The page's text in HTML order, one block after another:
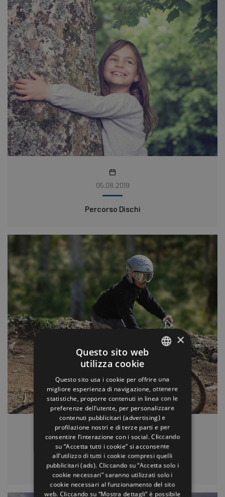
05.08.2019
Percorso Dischi
05.08.2019
Apre la nuova pista bike cross
ENGLISH
GERMAN
FRENCH
RUSSIAN
SPANISH
×
Questo sito web
utilizza cookie
Questo sito usa i cookie per offrire una
migliore esperienza di navigazione, ottenere
statistiche, proporre contenuti in linea con le
preferenze dell’utente, per personalizzare
contenuti pubblicitari (advertising) e
profilazione nostri e di terze parti e per
consentire l’interazione con i social. Cliccando
su “Accetta tutti i cookie” si acconsente
all’utilizzo di tutti i cookie compresi quelli
pubblicitari (ads). Cliccando su “Accetta solo i
cookie necessari” saranno utilizzati solo i
cookie necessari al funzionamento del sito
web. Cliccando su “Mostra dettagli” è possibile